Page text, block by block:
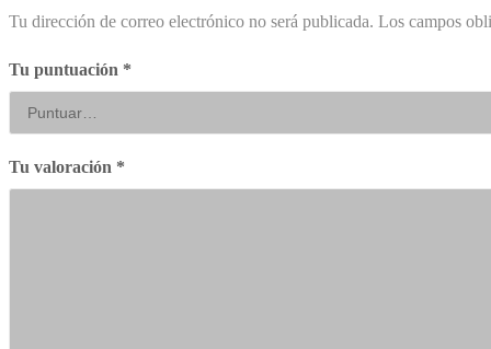
Tu dirección de correo electrónico no será publicada. Los campos
Tu puntuación *
Tu valoración *